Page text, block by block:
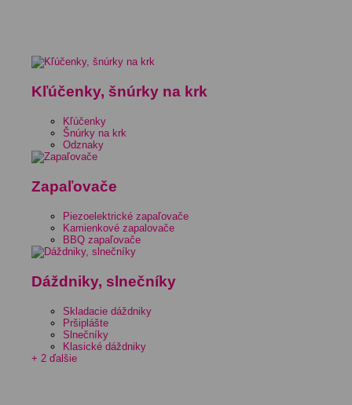
Kľúčenky, šnúrky na krk
Kľúčenky
Šnúrky na krk
Odznaky
Zapaľovače
Piezoelektrické zapaľovače
Kamienkové zapalovače
BBQ zapaľovače
Dáždniky, slnečníky
Skladacie dáždniky
Pršiplášte
Slnečníky
Klasické dáždniky
+ 2 ďalšie